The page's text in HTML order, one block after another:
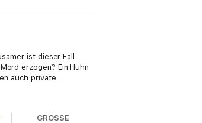
ist dieser Fall
erzogen? Ein Huhn
auch private
GRÖSSE